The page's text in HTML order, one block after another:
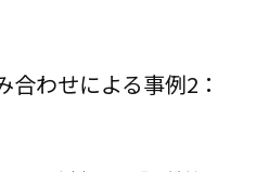
合わせによる事例2：